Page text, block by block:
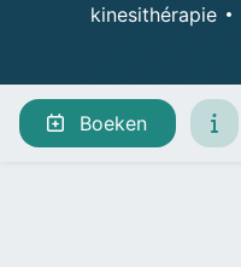
kinesithérapie
Afspraken beheren
Boeken